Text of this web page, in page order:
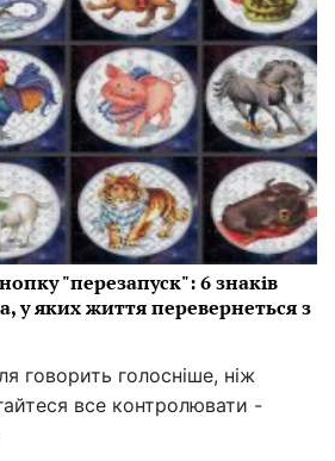
"перезапуск": 6 знаків
у яких життя перевернеться з
говорить голосніше, ніж
все контролювати -